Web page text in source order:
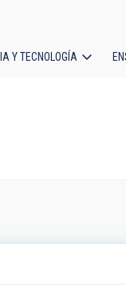
Y TECNOLOGÍA